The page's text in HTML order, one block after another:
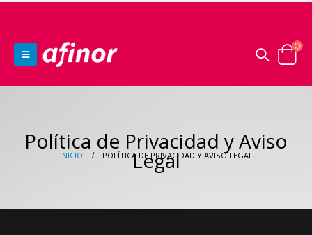
Política de Privacidad y Aviso
Legal
INICIO POLÍTICA DE PRIVACIDAD Y AVISO LEGAL